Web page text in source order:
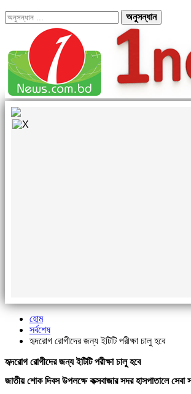
হোম
সর্বশেষ
হৃদরোগ রোগীদের জন্য ইটিটি পরীক্ষা চালু হবে
হৃদরোগ রোগীদের জন্য ইটিটি পরীক্ষা চালু হবে
জাতীয় শোক দিবস উপলক্ষে কক্সবাজার সদর হাসপাতালে সেবা